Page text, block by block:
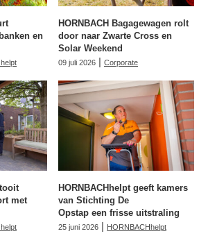
en
HORNBACH Bagagewagen rolt
door naar Zwarte Cross en
Solar Weekend
09 juli 2026 | Corporate
met
HORNBACHhelpt geeft kamers
van Stichting De
Opstap een frisse uitstraling
25 juni 2026 | HORNBACHhelpt